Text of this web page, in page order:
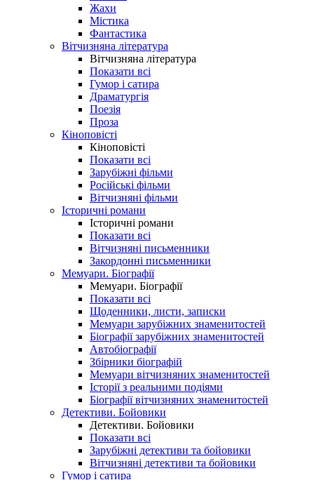
Жахи
Містика
Фантастика
Вітчизняна література
Вітчизняна література
Показати всі
Гумор і сатира
Драматургія
Поезія
Проза
Кіноповісті
Кіноповісті
Показати всі
Зарубіжні фільми
Російські фільми
Вітчизняні фільми
Історичні романи
Історичні романи
Показати всі
Вітчизняні письменники
Закордонні письменники
Мемуари. Біографії
Мемуари. Біографії
Показати всі
Щоденники, листи, записки
Мемуари зарубіжних знаменитостей
Біографії зарубіжних знаменитостей
Автобіографії
Збірники біографій
Мемуари вітчизняних знаменитостей
Історії з реальними подіями
Біографії вітчизняних знаменитостей
Детективи. Бойовики
Детективи. Бойовики
Показати всі
Зарубіжні детективи та бойовики
Вітчизняні детективи та бойовики
Гумор і сатира